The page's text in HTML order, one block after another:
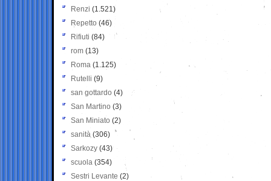
Renzi (1.521)
Repetto (46)
Rifiuti (84)
rom (13)
Roma (1.125)
Rutelli (9)
san gottardo (4)
San Martino (3)
San Miniato (2)
sanità (306)
Sarkozy (43)
scuola (354)
Sestri Levante (2)